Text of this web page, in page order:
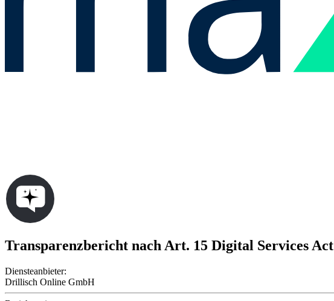
Transparenzbericht nach Art. 15 Digital Services Act
Diensteanbieter:
Drillisch Online GmbH